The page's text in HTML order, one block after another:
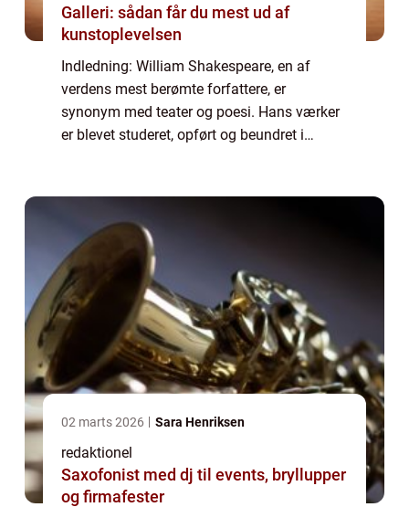
Galleri: sådan får du mest ud af
kunstoplevelsen
Indledning: William Shakespeare, en af
verdens mest berømte forfattere, er
synonym med teater og poesi. Hans værker
er blevet studeret, opført og beundret i
02 marts 2026 Sara Henriksen
redaktionel
Saxofonist med dj til events, bryllupper
og firmafester